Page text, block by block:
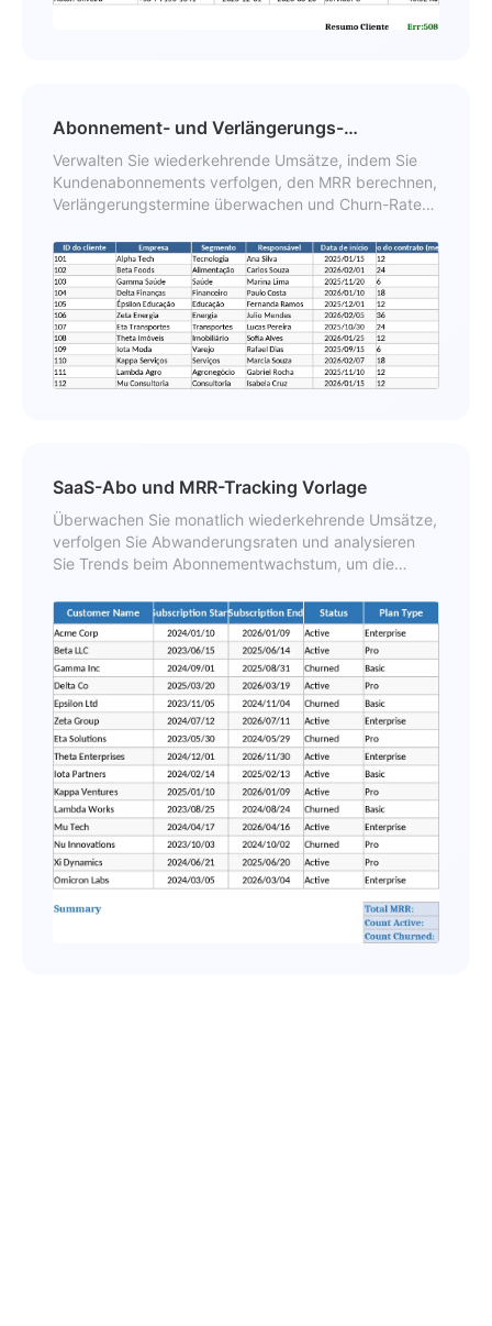
Abonnement- und Verlängerungs-
Management- Vorlage
Verwalten Sie wiederkehrende Umsätze, indem Sie
Kundenabonnements verfolgen, den MRR berechnen,
Verlängerungstermine überwachen und Churn-Raten
SaaS-Abo und MRR-Tracking Vorlage
Überwachen Sie monatlich wiederkehrende Umsätze,
verfolgen Sie Abwanderungsraten und analysieren
Sie Trends beim Abonnementwachstum, um die
optimieren.